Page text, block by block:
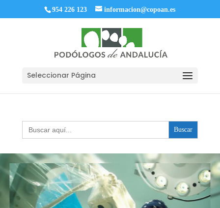
954 226 123 informacion@copoan.es
Seleccionar Página
Buscar: